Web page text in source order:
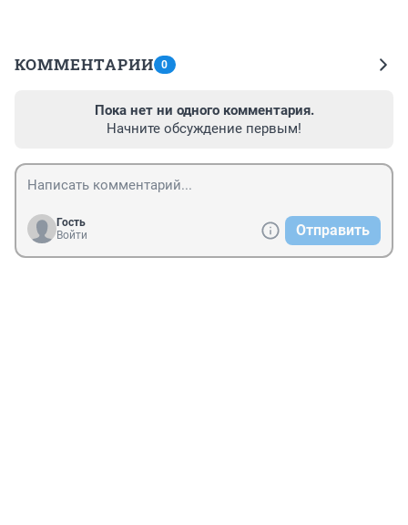
КОММЕНТАРИИ 0
Пока нет ни одного комментария.
Начните обсуждение первым!
Гость
Войти
Отправить